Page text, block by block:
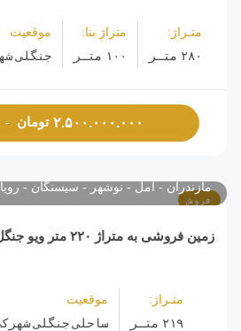
متـراژ:
۲۸۰ متـر
متراژ بنا:
۱۰۰ متـر
موقعیت
جنگلی
۲.۵۰۰.۰۰۰.۰۰۰ تومان -
فروش
مازندران آمل نوشهر سیسنگان
زمین ‌فروشی به متراژ ۲۲۰ متر ویو جنگل
متـراژ:
۲۱۹ متـر
موقعیت
ساحلی جنگلی